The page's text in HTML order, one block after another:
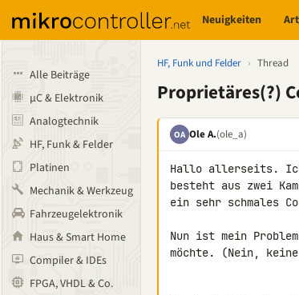
Neuigkeiten
Alle Beiträge
µC & Elektronik
Analogtechnik
HF, Funk & Felder
Platinen
Mechanik & Werkzeug
Fahrzeugelektronik
Haus & Smart Home
Compiler & IDEs
FPGA, VHDL & Co.
HF, Funk und Felder › Thread
Proprietäres(?)
OA Ole A.(ole_a)
Hallo allerseits. Ich
besteht aus zwei
ein sehr schmales
Nun ist mein
möchte. (Nein,